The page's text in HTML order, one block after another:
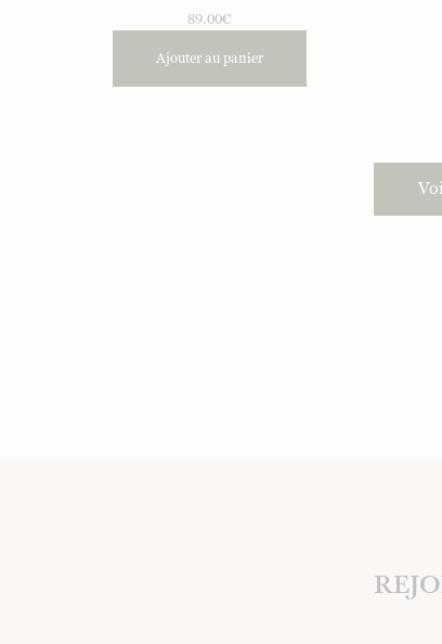
89.00€
Ajouter au panier